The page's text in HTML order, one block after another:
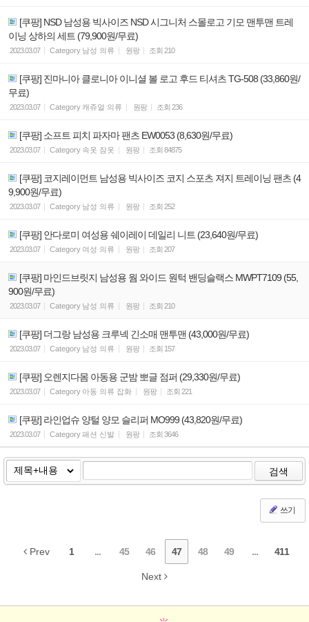
[쿠팡] NSD 남성용 빅사이즈 NSD 시그니처 스몰로고 기모 맨투맨 트레
이닝 상하의 세트 (79,900원/무료)
2023.03.07 Category 남성 의류 원팡 조회 210
[쿠팡] 진마니아 클로니아 이니셜 볼 로고 후드 티셔츠 TG-508 (33,860원/
무료)
2023.03.07 Category 캐쥬얼 의류 원팡 조회 236
[쿠팡] 소프트 피치 파자마 팬츠 EW0053 (8,630원/무료)
2023.03.07 Category 속옷 잠옷 원팡 조회 84875
[쿠팡] 코지레이먼트 남성용 빅사이즈 코지 스포츠 져지 트레이닝 팬츠 (4
9,900원/무료)
2023.03.07 Category 남성 의류 원팡 조회 252
[쿠팡] 안다로미 여성용 쉐이레이 데일리 니트 (23,640원/무료)
2023.03.07 Category 여성 의류 원팡 조회 207
[쿠팡] 마인드브릿지 남성용 웜 와이드 원턱 밴딩슬랙스 MWPT7109 (55,
900원/무료)
2023.03.07 Category 남성 의류 원팡 조회 210
[쿠팡] 더그랑 남성용 크루넥 긴소매 맨투맨 (43,000원/무료)
2023.03.07 Category 남성 의류 원팡 조회 157
[쿠팡] 오렌지다몸 아동용 군밤 뽀글 점퍼 (29,330원/무료)
2023.03.07 Category 아동 의류 잡화 원팡 조회 221
[쿠팡] 라인업슈 양털 양모 슬리퍼 MO999 (43,820원/무료)
2023.03.07 Category패션 신발 원팡 조회 3646
검색
쓰기
Prev 1 ... 45 46 47 48 49 ... 411
Next